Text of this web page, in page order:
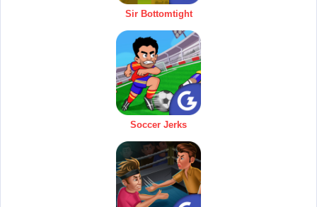
Sir Bottomtight
Soccer Jerks